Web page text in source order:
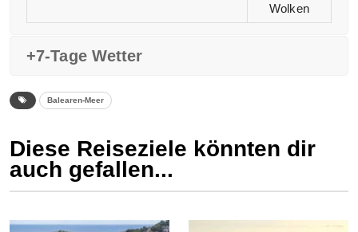
Wolken
+7-Tage Wetter
Balearen-Meer
Diese Reiseziele könnten dir
auch gefallen...